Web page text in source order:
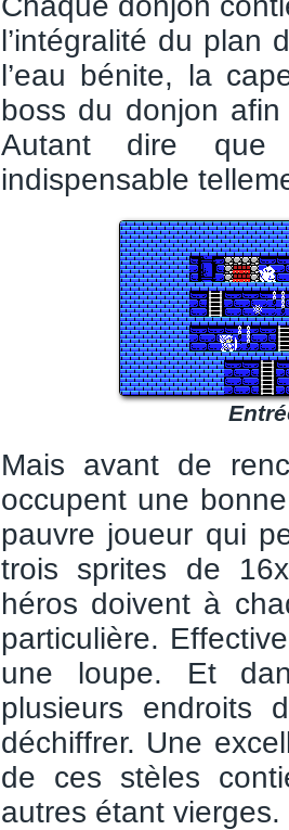
l’intégralité du plan
l’eau bénite, la
boss du donjon
Autant dire que
indispensable
Mais avant de
occupent une
pauvre joueur qui
trois sprites de
héros doivent à
particulière.
une loupe. Et
plusieurs endroits
déchiffrer. Une
de ces stèles
autres étant vierges.